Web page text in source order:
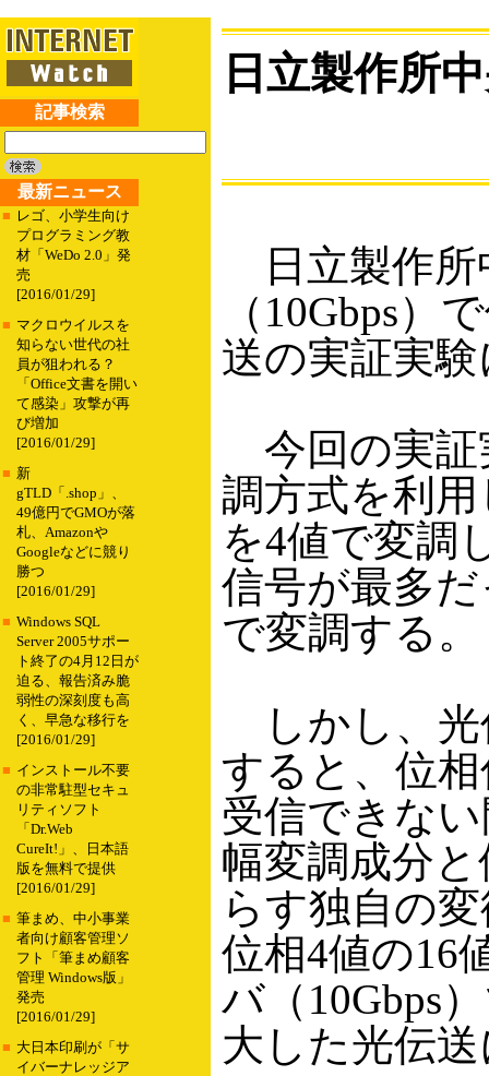
記事検索
最新ニュース
■ レゴ、小学生向け
プログラミング教
材「WeDo 2.0」発
売
[2016/01/29]
■ マクロウイルスを
知らない世代の社
員が狙われる？
「Office文書を開い
て感染」攻撃が再
び増加
[2016/01/29]
■ 新
gTLD「.shop」、
49億円でGMOが落
札、Amazonや
Googleなどに競り
勝つ
[2016/01/29]
■ Windows SQL
Server 2005サポー
ト終了の4月12日が
迫る、報告済み脆
弱性の深刻度も高
く、早急な移行を
[2016/01/29]
■ インストール不要
の非常駐型セキュ
リティソフト
「Dr.Web
CureIt!」、日本語
版を無料で提供
[2016/01/29]
■ 筆まめ、中小事業
者向け顧客管理ソ
フト「筆まめ顧客
管理 Windows版」
発売
[2016/01/29]
■ 大日本印刷が「サ
イバーナレッジア
日立製作所
日立製作所
（10Gbps）
送の実証実
今回の実証
調方式を利
を4値で変調
信号が最多
で変調する。
しかし、光
すると、位
受信できな
幅変調成分
らす独自の
位相4値の16
バ（10Gbps
大した光伝